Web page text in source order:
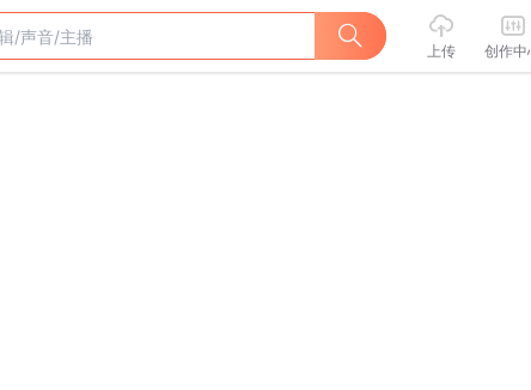
上传 创作中